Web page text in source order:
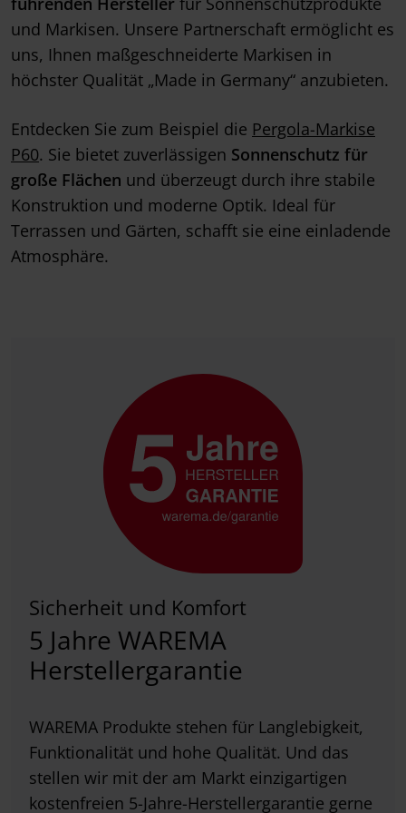
und Markisen. Unsere Partnerschaft ermöglicht es
uns, Ihnen maßgeschneiderte Markisen in
höchster Qualität „Made in Germany“ anzubieten.
Entdecken Sie zum Beispiel die Pergola-Markise
P60. Sie bietet zuverlässigen Sonnenschutz für
große Flächen und überzeugt durch ihre stabile
Konstruktion und moderne Optik. Ideal für
Terrassen und Gärten, schafft sie eine einladende
Atmosphäre.
Sicherheit und Komfort
5 Jahre WAREMA
Herstellergarantie
WAREMA Produkte stehen für Langlebigkeit,
Funktionalität und hohe Qualität. Und das
stellen wir mit der am Markt einzigartigen
kostenfreien 5-Jahre-Herstellergarantie gerne